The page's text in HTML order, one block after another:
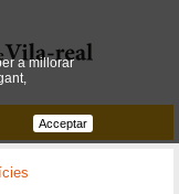
a millorar
Acceptar